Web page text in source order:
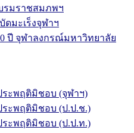
รมราชสมภพฯ
มะเร็งจุฬาฯ
ปี จุฬาลงกรณ์มหาวิทยาลัย
ระพฤติมิชอบ (จุฬาฯ)
ระพฤติมิชอบ (ป.ป.ช.)
ระพฤติมิชอบ (ป.ป.ท.)